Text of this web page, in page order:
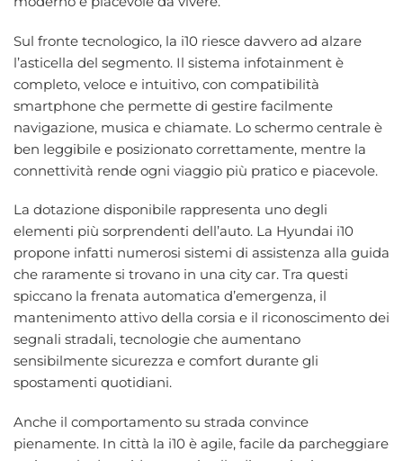
Sul fronte tecnologico, la i10 riesce davvero ad alzare
l’asticella del segmento. Il sistema infotainment è
completo, veloce e intuitivo, con compatibilità
smartphone che permette di gestire facilmente
navigazione, musica e chiamate. Lo schermo centrale è
ben leggibile e posizionato correttamente, mentre la
connettività rende ogni viaggio più pratico e piacevole.
La dotazione disponibile rappresenta uno degli
elementi più sorprendenti dell’auto. La Hyundai i10
propone infatti numerosi sistemi di assistenza alla guida
che raramente si trovano in una city car. Tra questi
spiccano la frenata automatica d’emergenza, il
mantenimento attivo della corsia e il riconoscimento dei
segnali stradali, tecnologie che aumentano
sensibilmente sicurezza e comfort durante gli
spostamenti quotidiani.
Anche il comportamento su strada convince
pienamente. In città la i10 è agile, facile da parcheggiare